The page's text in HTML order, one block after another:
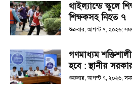
থাইল্যান্ডে স্কুলে
শিক্ষকসহ নিহত ৭
শুক্রবার, আগস্ট ৭, ২০২৬;
গণমাধ্যম
হবে : স্থানীয়
শুক্রবার, আগস্ট ৭, ২০২৬;